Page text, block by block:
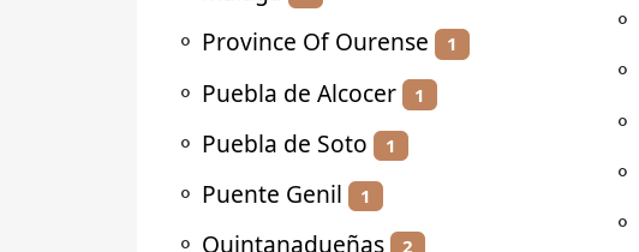
⚬ Province Of Ourense 1
⚬ Puebla de Alcocer 1
⚬ Puebla de Soto 1
⚬ Puente Genil 1
⚬ Quintanadueñas 2
⚬
⚬
⚬
⚬
⚬